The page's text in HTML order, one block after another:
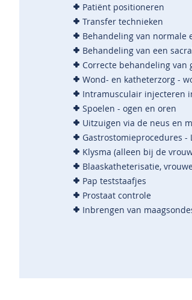
Patiënt positioneren
Transfer technieken
Behandeling van normale
Behandeling van een
Correcte behandeling
Wond- en katheterzorg -
Intramusculair injecteren
Spoelen - ogen en oren
Uitzuigen via de neus en
Gastrostomieprocedures -
Klysma (alleen bij de
Blaaskatheterisatie,
Pap teststaafjes
Prostaat controle
Inbrengen van